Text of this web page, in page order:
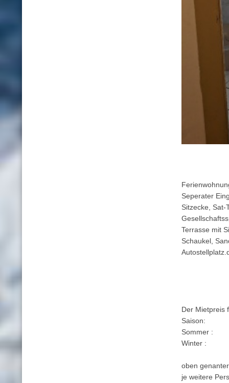
Seperater
Sitzecke, Sat-
Terrasse mit
Schaukel,
Der Mietpreis
Saison:
oben
je weitere